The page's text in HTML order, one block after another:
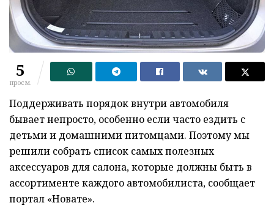
5
просм.
Поддерживать порядок внутри автомобиля
бывает непросто, особенно если часто ездить с
детьми и домашними питомцами. Поэтому мы
решили собрать список самых полезных
аксессуаров для салона, которые должны быть в
ассортименте каждого автомобилиста, сообщает
портал «Новате».